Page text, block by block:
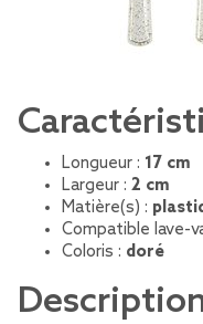
Longueur : 17 cm
Largeur : 2 cm
Matière(s) :
Compatible lave-
Coloris : doré